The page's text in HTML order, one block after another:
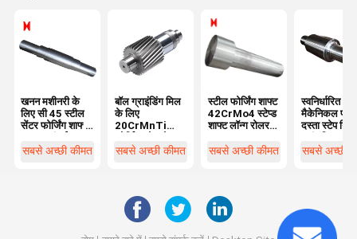
खनन मशीनरी के
लिए सी 45 स्टील
सेंटर फोर्जिंग शाफ्ट
सबसे अच्छी कीमत
बॉल ग्राइंडिंग मिल
के लिए
20CrMnTi
स्टील दस्ता ब्लैक
सबसे अच्छी कीमत
स्टील फोर्जिंग शाफ्ट
42CrMo4 स्टेप्ड
शाफ्ट लॉन्ग रोलर
सबसे अच्छी कीमत
स्वनिर्धारित
मैकेनिकल
दस्ता स्टेप गियर
दस्ता
सबसे अच्छी